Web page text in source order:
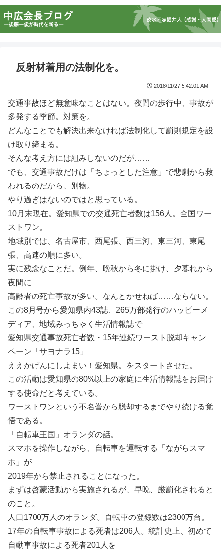
反射材着用の法制化を。
2018/11/27 5:42:01 AM
交通事故ほど無意味なことはない。夜間の歩行中、事故が
多発する季節。対策を。
どんなことでも解決出来なければ法制化して罰則規定を設
け取り締まる。
そんな考え方には組みしないのだが……
でも、交通事故だけは「ちょっとした注意」で悲劇から救
われるのだから、別物。
やり過ぎはないのではと思っている。
10月末現在。愛知県での交通死亡者数は156人。全国ワー
ストワン。
地域別では、名古屋市、西尾張、西三河、東三河、東尾
張、高速の順に多い。
実に残念なことだ。例年、晩秋から冬に掛け、夕暮れから
夜間に
高齢者の死亡事故が多い。なんとかせねば……ならない。
この8月号から愛知県内43誌、265万部発行のハッピーメ
ディア、地域みっちゃく生活情報誌で
愛知県交通事故死亡者数・15年連続ワースト脱却キャン
ペーン「サヨナラ15」
ええかげんにしよまい！愛知県。をスタートさせた。
この活動は愛知県の80%以上の家庭に生活情報誌をお届け
する使命だと考えている。
ワーストワンという不名誉から脱却するまでやり続ける覚
悟である。
「自転車王国」オランダの話。
スマホを操作しながら、自転車を運転する「ながらスマ
ホ」が
2019年から禁止されることになった。
まずは啓蒙活動から実施されるが、早晩、厳罰化されると
のこと。
人口1700万人のオランダ。自転車の登録数は2300万台。
17年の自転車事故による死者は206人。統計史上、初めて
自動車事故による死者201人を